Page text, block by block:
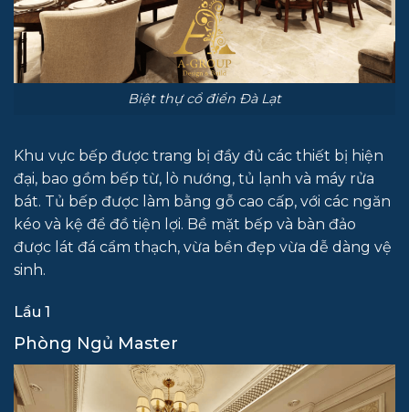
Biệt thự cổ điển Đà Lạt
Khu vực bếp được trang bị đầy đủ các thiết bị hiện
đại, bao gồm bếp từ, lò nướng, tủ lạnh và máy rửa
bát. Tủ bếp được làm bằng gỗ cao cấp, với các ngăn
kéo và kệ để đồ tiện lợi. Bề mặt bếp và bàn đảo
được lát đá cẩm thạch, vừa bền đẹp vừa dễ dàng vệ
sinh.
Lầu 1
Phòng Ngủ Master